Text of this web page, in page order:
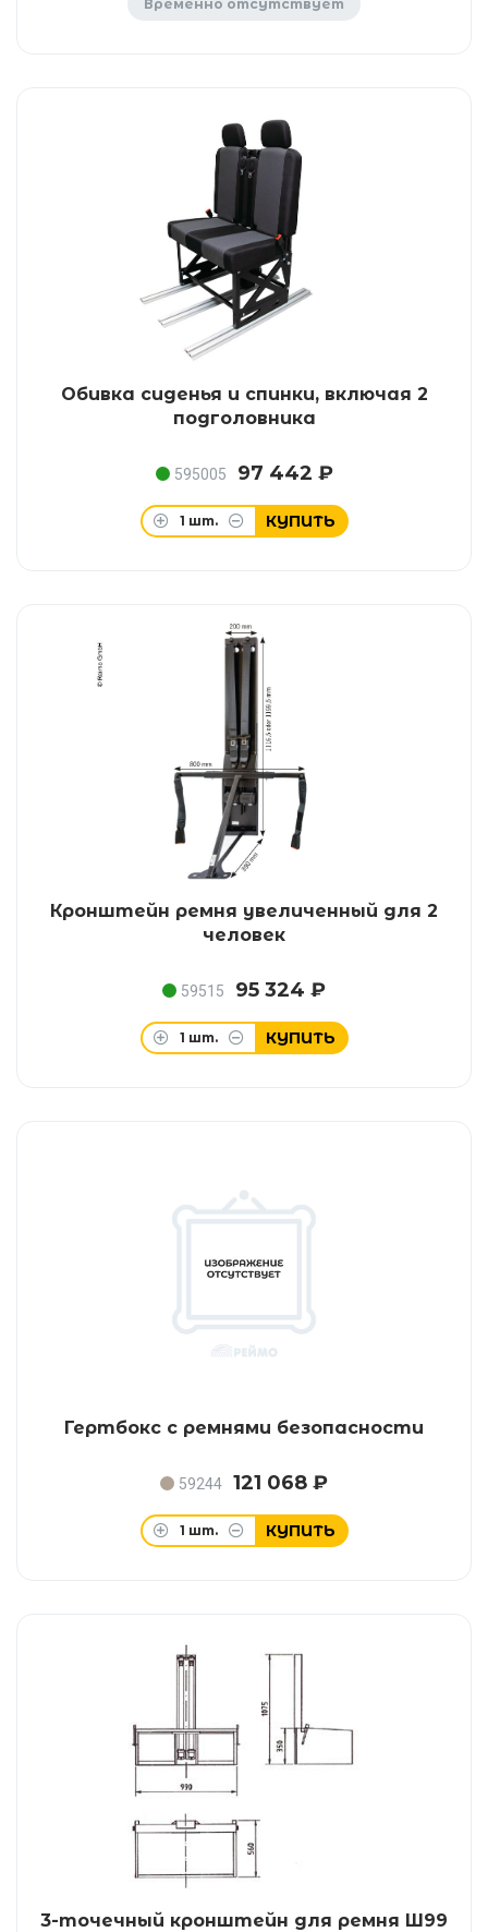
Временно отсутствует
Обивка сиденья и спинки, включая 2
подголовника
595005 97 442 ₽
1 шт. КУПИТЬ
Кронштейн ремня увеличенный для 2
человек
59515 95 324 ₽
1 шт. КУПИТЬ
Гертбокс с ремнями безопасности
59244 121 068 ₽
1 шт. КУПИТЬ
3-точечный кронштейн для ремня Ш99